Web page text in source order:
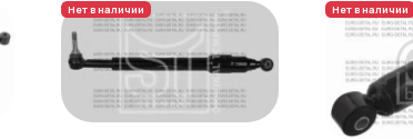
Нет в наличии Нет в наличии